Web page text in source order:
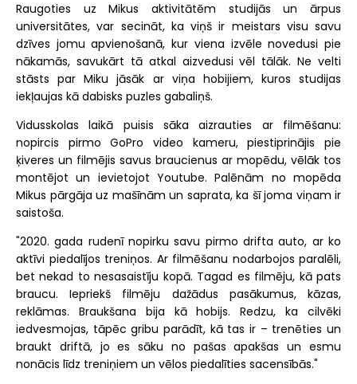
Raugoties uz Mikus aktivitātēm studijās un ārpus
universitātes, var secināt, ka viņš ir meistars visu savu
dzīves jomu apvienošanā, kur viena izvēle novedusi pie
nākamās, savukārt tā atkal aizvedusi vēl tālāk. Ne velti
stāsts par Miku jāsāk ar viņa hobijiem, kuros studijas
iekļaujas kā dabisks puzles gabaliņš.
Vidusskolas laikā puisis sāka aizrauties ar filmēšanu:
nopircis pirmo GoPro video kameru, piestiprinājis pie
ķiveres un filmējis savus braucienus ar mopēdu, vēlāk tos
montējot un ievietojot Youtube. Palēnām no mopēda
Mikus pārgāja uz mašīnām un saprata, ka šī joma viņam ir
saistoša.
"2020. gada rudenī nopirku savu pirmo drifta auto, ar ko
aktīvi piedalījos treniņos. Ar filmēšanu nodarbojos paralēli,
bet nekad to nesasaistīju kopā. Tagad es filmēju, kā pats
braucu. Iepriekš filmēju dažādus pasākumus, kāzas,
reklāmas. Braukšana bija kā hobijs. Redzu, ka cilvēki
iedvesmojas, tāpēc gribu parādīt, kā tas ir – trenēties un
braukt driftā, jo es sāku no pašas apakšas un esmu
nonācis līdz treniņiem un vēlos piedalīties sacensībās."